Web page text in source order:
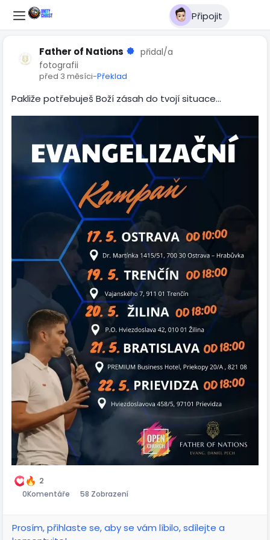
Připojit
Father of Nations
přidal/a
fotografii
před 3 měsíci-Překlad
Pakliže potřebuješ Boží zásah do tvojí situace...
2
0Komentáře 58 Zobrazení
Prosím, přihlaste se, aby se vám líbilo, sdílejte a